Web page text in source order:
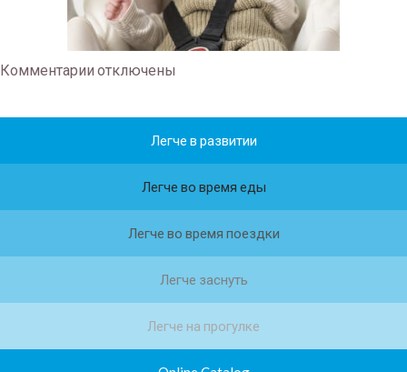
Комментарии отключены
Легче в развитии
Легче во время еды
Легче во время поездки
Легче заснуть
Легче на прогулке